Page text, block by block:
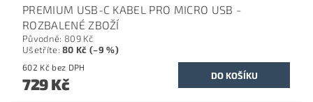
PREMIUM USB-C KABEL PRO MICRO USB -
ROZBALENÉ ZBOŽÍ
Původně: 809 Kč
Ušetříte:80 Kč (–9 %)
602 Kč bez DPH
729 Kč